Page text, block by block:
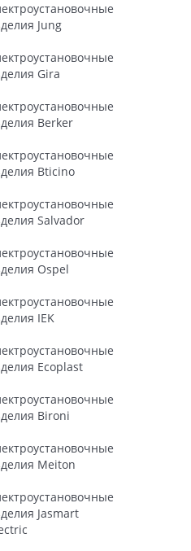
Jung
Gira
Berker
Bticino
Salvador
Ospel
IEK
Ecoplast
Bironi
Meiton
Jasmart